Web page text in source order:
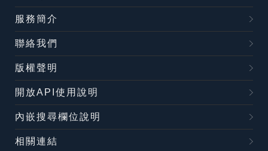
服務簡介
聯絡我們
版權聲明
開放API使用說明
內嵌搜尋欄位說明
相關連結